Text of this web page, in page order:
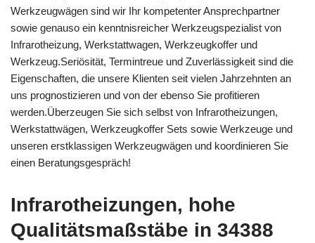
Werkzeugwägen sind wir Ihr kompetenter Ansprechpartner
sowie genauso ein kenntnisreicher Werkzeugspezialist von
Infrarotheizung, Werkstattwagen, Werkzeugkoffer und
Werkzeug.Seriösität, Termintreue und Zuverlässigkeit sind die
Eigenschaften, die unsere Klienten seit vielen Jahrzehnten an
uns prognostizieren und von der ebenso Sie profitieren
werden.Überzeugen Sie sich selbst von Infrarotheizungen,
Werkstattwägen, Werkzeugkoffer Sets sowie Werkzeuge und
unseren erstklassigen Werkzeugwägen und koordinieren Sie
einen Beratungsgespräch!
Infrarotheizungen, hohe
Qualitätsmaßstäbe in 34388